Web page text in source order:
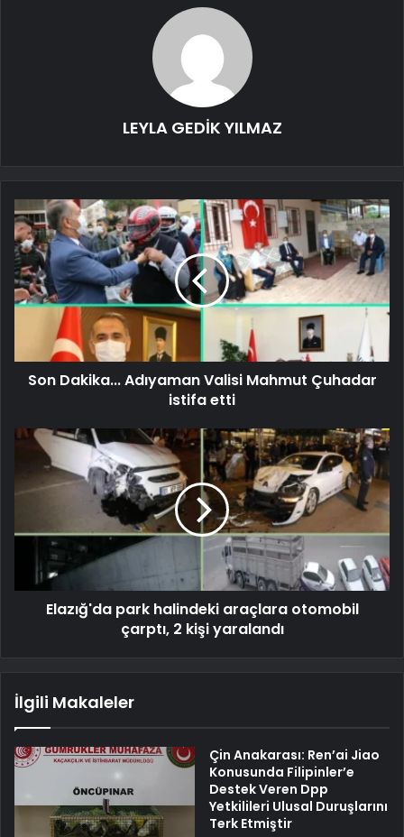
LEYLA GEDİK YILMAZ
Son Dakika... Adıyaman Valisi Mahmut Çuhadar
istifa etti
Elazığ'da park halindeki araçlara otomobil
çarptı, 2 kişi yaralandı
İlgili Makaleler
Çin Anakarası: Ren’ai Jiao
Konusunda Filipinler’e
Destek Veren Dpp
Yetkilileri Ulusal Duruşlarını
Terk Etmiştir